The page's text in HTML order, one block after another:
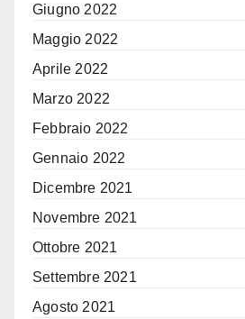
Giugno 2022
Maggio 2022
Aprile 2022
Marzo 2022
Febbraio 2022
Gennaio 2022
Dicembre 2021
Novembre 2021
Ottobre 2021
Settembre 2021
Agosto 2021